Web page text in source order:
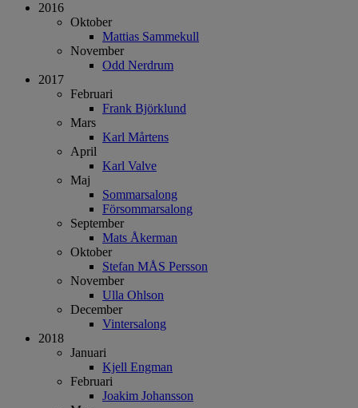
2016
Oktober
Mattias Sammekull
November
Odd Nerdrum
2017
Februari
Frank Björklund
Mars
Karl Mårtens
April
Karl Valve
Maj
Sommarsalong
Försommarsalong
September
Mats Åkerman
Oktober
Stefan MÅS Persson
November
Ulla Ohlson
December
Vintersalong
2018
Januari
Kjell Engman
Februari
Joakim Johansson